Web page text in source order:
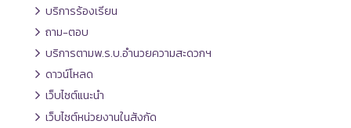
บริการร้องเรียน
ถาม-ตอบ
บริการตามพ.ร.บ.อำนวยความสะดวกฯ
ดาวน์โหลด
เว็บไซต์แนะนำ
เว็บไซต์หน่วยงานในสังกัด